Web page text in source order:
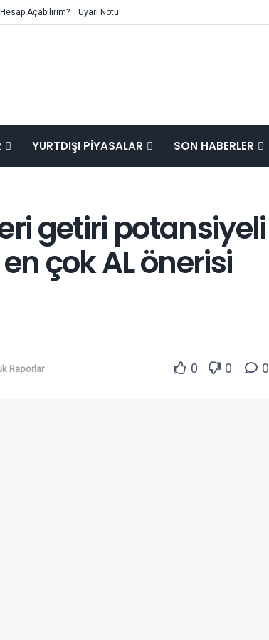
Hesap Açabilirim? Uyarı Notu
YURTDIŞI PIYASALAR SON HABERLER
getiri potansiyeli
çok AL önerisi
Raporlar 0 0 0